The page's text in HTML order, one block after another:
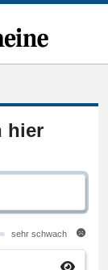
hier
sehr schwach